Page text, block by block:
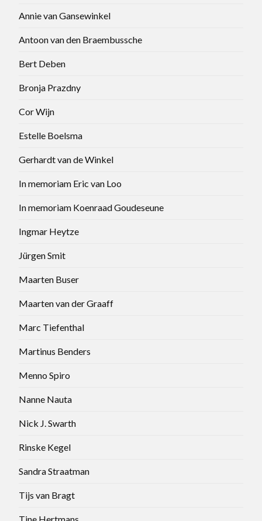
Annie van Gansewinkel
Antoon van den Braembussche
Bert Deben
Bronja Prazdny
Cor Wijn
Estelle Boelsma
Gerhardt van de Winkel
In memoriam Eric van Loo
In memoriam Koenraad Goudeseune
Ingmar Heytze
Jürgen Smit
Maarten Buser
Maarten van der Graaff
Marc Tiefenthal
Martinus Benders
Menno Spiro
Nanne Nauta
Nick J. Swarth
Rinske Kegel
Sandra Straatman
Tijs van Bragt